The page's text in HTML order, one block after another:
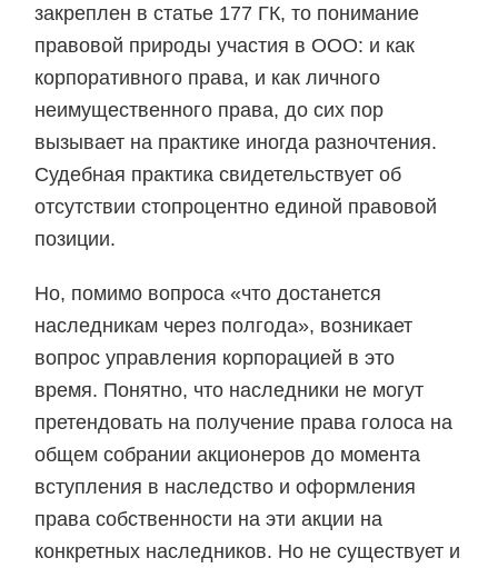
закреплен в статье 177 ГК, то понимание
правовой природы участия в ООО: и как
корпоративного права, и как личного
неимущественного права, до сих пор
вызывает на практике иногда разночтения.
Судебная практика свидетельствует об
отсутствии стопроцентно единой правовой
позиции.
Но, помимо вопроса «что достанется
наследникам через полгода», возникает
вопрос управления корпорацией в это
время. Понятно, что наследники не могут
претендовать на получение права голоса на
общем собрании акционеров до момента
вступления в наследство и оформления
права собственности на эти акции на
конкретных наследников. Но не существует и